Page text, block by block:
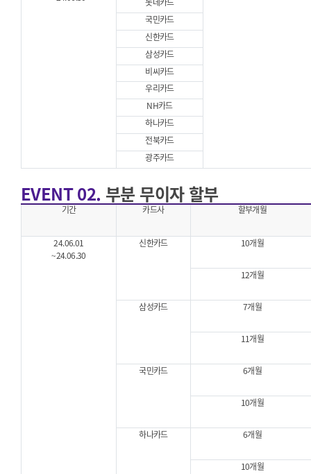
국민카드
신한카드
삼성카드
비씨카드
우리카드
NH카드
하나카드
전북카드
광주카드
EVENT 02. 부분 무이자 할부
기간 카드사 할부개월
24.06.01
~24.06.30
신한카드 10개월
12개월
삼성카드 7개월
11개월
국민카드 6개월
10개월
하나카드 6개월
10개월